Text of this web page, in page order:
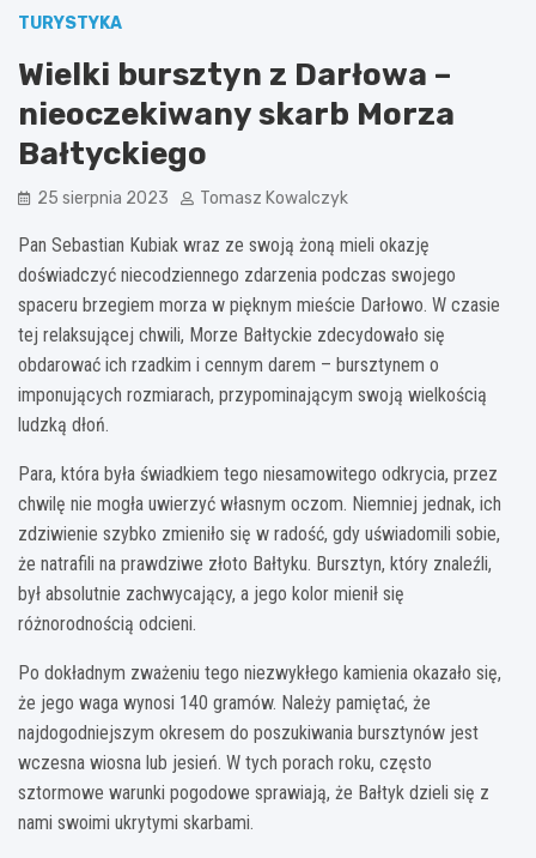
TURYSTYKA
Wielki bursztyn z Darłowa –
nieoczekiwany skarb Morza
Bałtyckiego
25 sierpnia 2023 Tomasz Kowalczyk
Pan Sebastian Kubiak wraz ze swoją żoną mieli okazję
doświadczyć niecodziennego zdarzenia podczas swojego
spaceru brzegiem morza w pięknym mieście Darłowo. W czasie
tej relaksującej chwili, Morze Bałtyckie zdecydowało się
obdarować ich rzadkim i cennym darem – bursztynem o
imponujących rozmiarach, przypominającym swoją wielkością
ludzką dłoń.
Para, która była świadkiem tego niesamowitego odkrycia, przez
chwilę nie mogła uwierzyć własnym oczom. Niemniej jednak, ich
zdziwienie szybko zmieniło się w radość, gdy uświadomili sobie,
że natrafili na prawdziwe złoto Bałtyku. Bursztyn, który znaleźli,
był absolutnie zachwycający, a jego kolor mienił się
różnorodnością odcieni.
Po dokładnym zważeniu tego niezwykłego kamienia okazało się,
że jego waga wynosi 140 gramów. Należy pamiętać, że
najdogodniejszym okresem do poszukiwania bursztynów jest
wczesna wiosna lub jesień. W tych porach roku, często
sztormowe warunki pogodowe sprawiają, że Bałtyk dzieli się z
nami swoimi ukrytymi skarbami.